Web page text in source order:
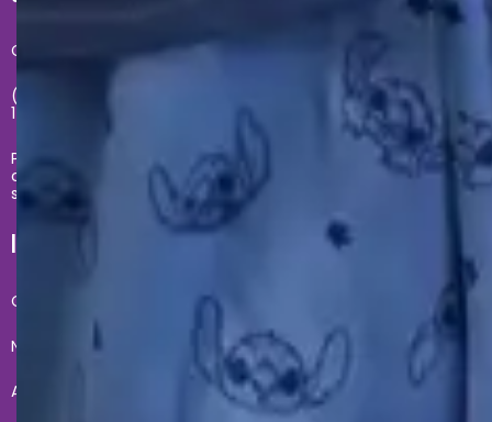
Central de atendimento exclusivo do site:
(11) 2681-4020 - Segunda à sexta das 09h até às
17h
Problemas com sua compra no site, entre em
contato com
sacecommerce@zonacriativa.com.br
INSTITUCIONAL E AJUDA
Conheça a gente
Nossas lojas
Acesso lojista
Condições de Uso
Fale Conosco
Entregas